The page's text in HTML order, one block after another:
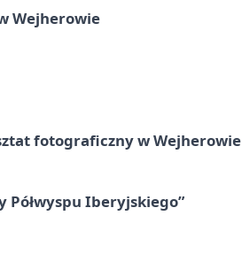
Wejherowie
fotograficzny w Wejherowie
Półwyspu Iberyjskiego”